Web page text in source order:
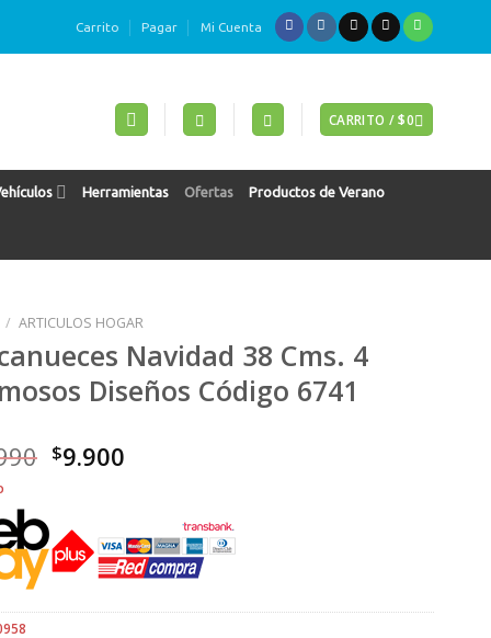
Carrito Pagar Mi Cuenta
CARRITO /$0
Herramientas Ofertas Productos de Verano
/ ARTICULOS HOGAR
Navidad 38 Cms. 4
Diseños Código 6741
El
era:
$12.990.
$9.900El
$9.900.